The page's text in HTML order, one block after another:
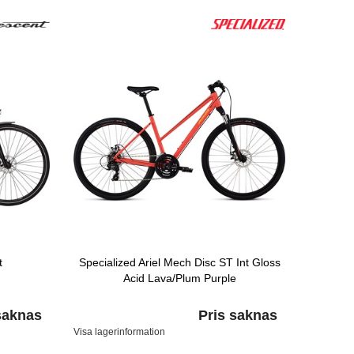
Specialized Ariel Mech Disc ST Int Gloss
Acid Lava/Plum Purple
Pris saknas
Visa lagerinformation